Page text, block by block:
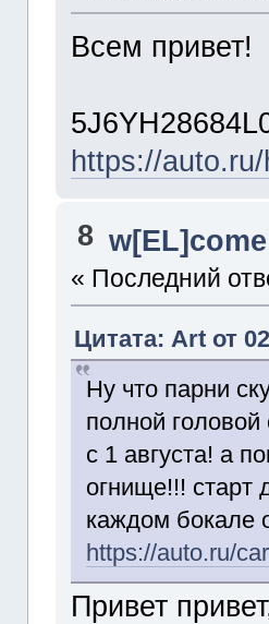
Всем привет!
https://
8 w[EL]come
« Последний
Цитата: Art от
Ну что парни
полной головой
с 1 августа! а
огнище!!!
каждом бокале
https://auto.ru/
Привет